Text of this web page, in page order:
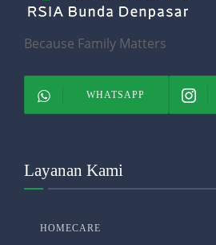
Because Family Matters
WHATSAPP
Layanan Kami
HOMECARE